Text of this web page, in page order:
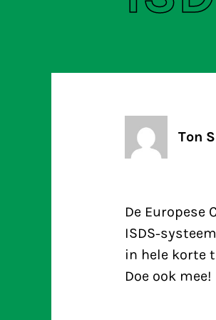
Ton
De
ISDS-
in hele korte
Doe ook mee!